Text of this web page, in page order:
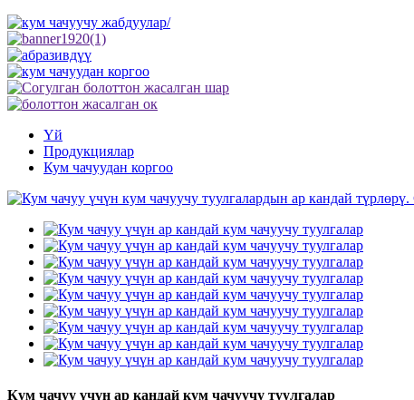
Үй
Продукциялар
Кум чачуудан коргоо
Кум чачуу үчүн ар кандай кум чачуучу туулгалар